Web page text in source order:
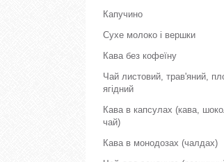
Капучино
Сухе молоко і вершки
Кава без кофеїну
Чай листовий, трав'яний,
ягідний
Кава в капсулах (кава,
чай)
Кава в монодозах (чалдах)